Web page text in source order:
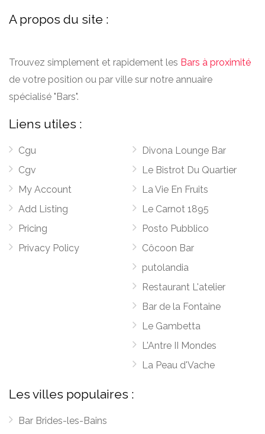
A propos du site :
Trouvez simplement et rapidement les Bars à proximité
de votre position ou par ville sur notre annuaire
spécialisé "Bars".
Liens utiles :
Cgu
Cgv
My Account
Add Listing
Pricing
Privacy Policy
Divona Lounge Bar
Le Bistrot Du Quartier
La Vie En Fruits
Le Carnot 1895
Posto Pubblico
Côcoon Bar
putolandia
Restaurant L'atelier
Bar de la Fontaine
Le Gambetta
L'Antre II Mondes
La Peau d'Vache
Les villes populaires :
Bar Brides-les-Bains